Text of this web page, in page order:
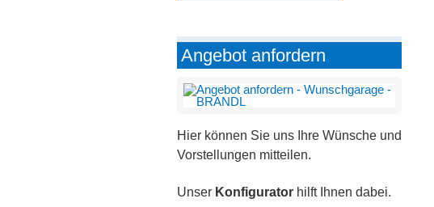
Angebot anfordern
Hier können Sie uns Ihre Wünsche und
Vorstellungen mitteilen.
Unser Konfiguratorhilft Ihnen dabei.